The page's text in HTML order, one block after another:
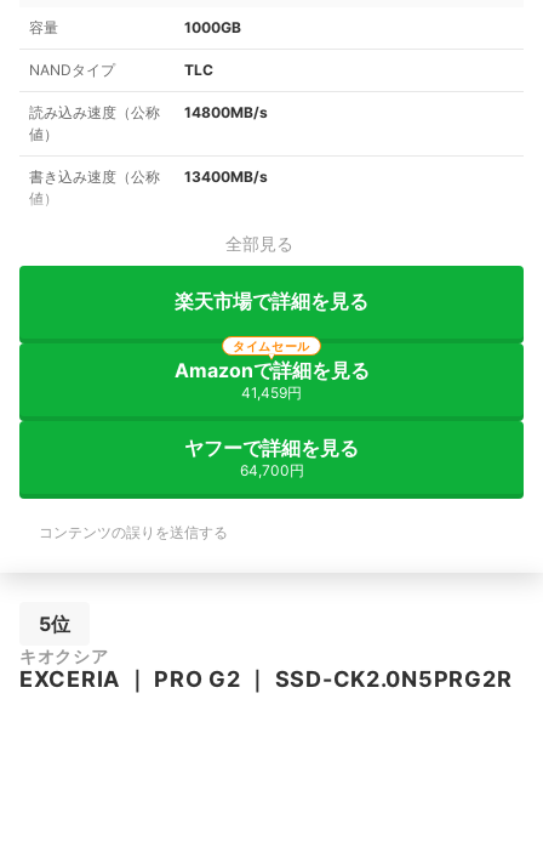
容量 1000GB
NANDタイプ TLC
読み込み速度（公称
値）
14800MB/s
書き込み速度（公称
値）
13400MB/s
全部見る
楽天市場で詳細を見る
Amazonで詳細を見る
41,459円
タイムセール
ヤフーで詳細を見る
64,700円
コンテンツの誤りを送信する
5位
キオクシア
EXCERIA PRO G2 SSD-CK2.0N5PRG2R